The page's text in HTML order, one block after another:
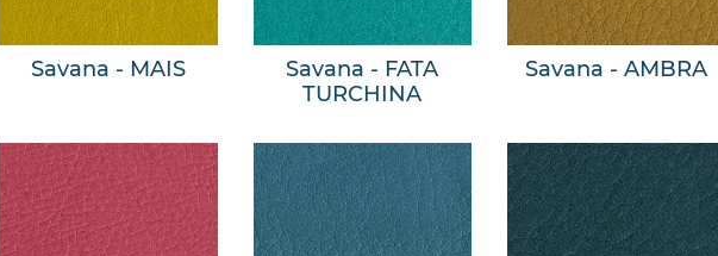
Savana - MAIS
Savana - FATA
TURCHINA
Savana - AMBRA